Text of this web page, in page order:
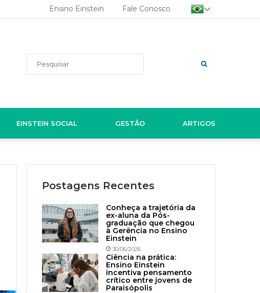
Ensino Einstein Fale Conosco
EINSTEIN SOCIAL GESTÃO ARTIGOS
Postagens Recentes
Conheça a trajetória da
ex-aluna da Pós-
graduação que chegou
à Gerência no Ensino
Einstein
30/06/2026
Ciência na prática:
Ensino Einstein
incentiva pensamento
crítico entre jovens de
Paraisópolis